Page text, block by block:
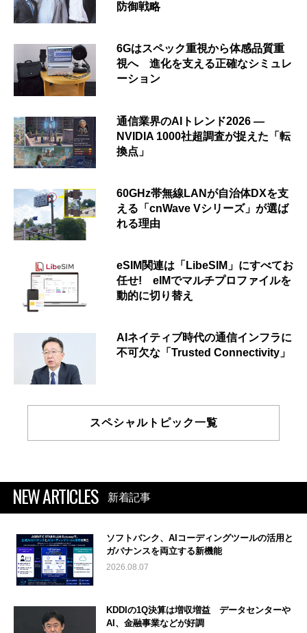
防御戦略
6Gはスペック重視から体感品質重
視へ 進化を支える正確なシミュレ
ーション
通信業界のAIトレンド2026 ―
NVIDIA 1000社超調査が捉えた「転
換点」
60GHz帯無線LANが自治体DXを支
える「cnWave Vシリーズ」が選ば
れる理由
eSIM関連は「LibeSIM」にすべてお
任せ! eIMでマルチプロファイルを
動的に切り替え
AIネイティブ時代の通信インフラに
不可欠な「Trusted Connectivity」
スペシャルトピック一覧
NEW ARTICLES 新着記事
ソフトバンク、AIコーディングツールの活用と
ガバナンスを両立する新機能
2026.08.07
KDDIの1Q決算は増収増益 データセンターや
AI、金融事業などが好調